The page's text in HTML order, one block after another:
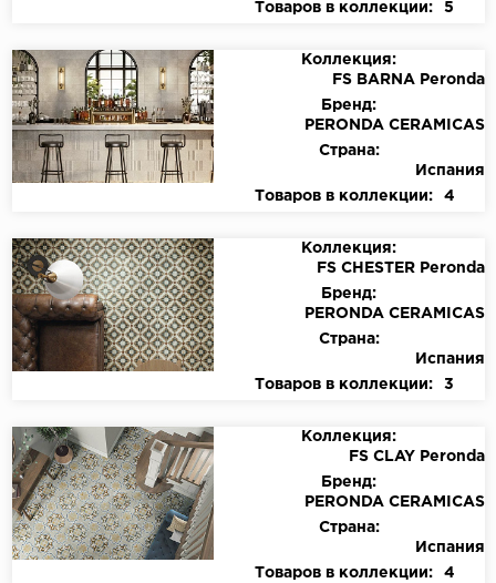
Товаров в коллекции:
5
Коллекция:
FS BARNA Peronda
Бренд:
PERONDA CERAMICAS
Страна:
Испания
Товаров в коллекции:
4
Коллекция:
FS CHESTER Peronda
Бренд:
PERONDA CERAMICAS
Страна:
Испания
Товаров в коллекции:
3
Коллекция:
FS CLAY Peronda
Бренд:
PERONDA CERAMICAS
Страна:
Испания
Товаров в коллекции:
4